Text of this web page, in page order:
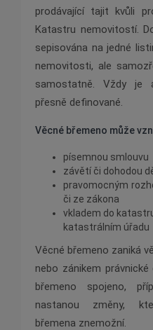
prodávající tajit kvůli
Katastru nemovitostí.
sepisována na jedné
nemovitosti, ale
samostatně. Vždy je
přesně definované.
Věcné břemeno může
písemnou smlouvu
závětí či dohodou
pravomocným
či ze zákona
vkladem do
katastrálním úřadu
Věcné břemeno zaniká
nebo zánikem
břemeno spojeno,
nastanou změny,
břemena znemožní.